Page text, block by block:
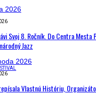
Svoj 8. Ročník. Do Centra Mesta
Jazz
Vlastnú Históriu,